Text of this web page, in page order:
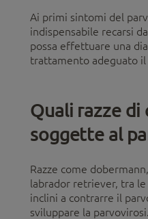
Ai primi sintomi del
indispensabile recarsi
possa effettuare una
trattamento adeguato il
Quali razze di
soggette al
Razze come
labrador retriever, tra
inclini a contrarre il
sviluppare la parvovirosi.